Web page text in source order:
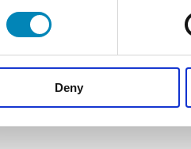
Deny